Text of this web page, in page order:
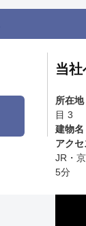
当
所在地
目 3
建物名
アクセ
JR・
5分